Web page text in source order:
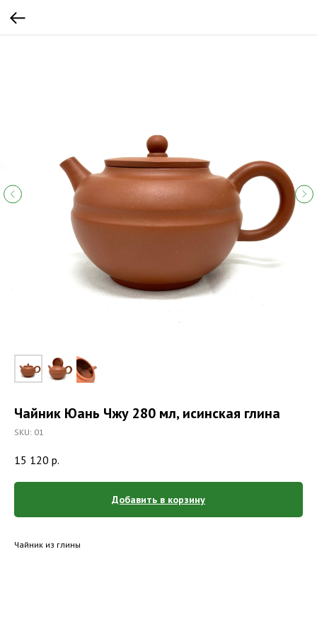
Чайник Юань Чжу 280 мл, исинская глина
SKU: 01
15 120 р.
Добавить в корзину
Чайник из глины